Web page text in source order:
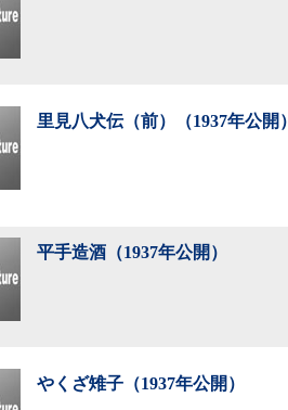
里見八犬伝（前）（1937年公開）
平手造酒（1937年公開）
やくざ雉子（1937年公開）